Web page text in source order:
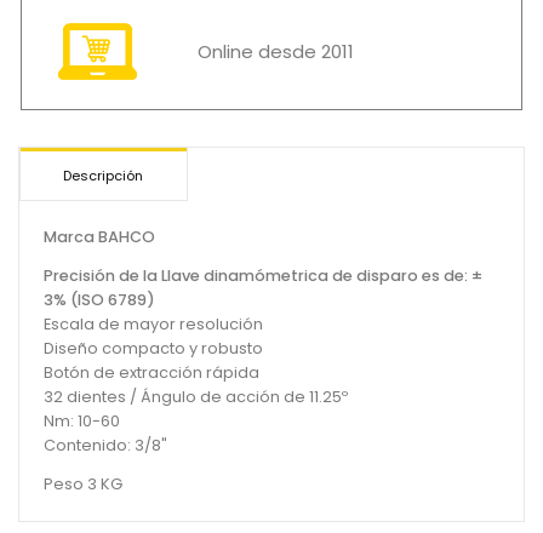
Online desde 2011
Descripción
Marca BAHCO
Precisión de la Llave dinamómetrica de disparo es de: ±
3% (ISO 6789)
Escala de mayor resolución
Diseño compacto y robusto
Botón de extracción rápida
32 dientes / Ángulo de acción de 11.25º
Nm: 10-60
Contenido: 3/8"
Peso 3 KG